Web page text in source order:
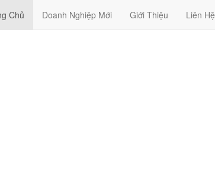
Chủ Doanh Nghiệp Mới Giới Thiệu Liên Hệ